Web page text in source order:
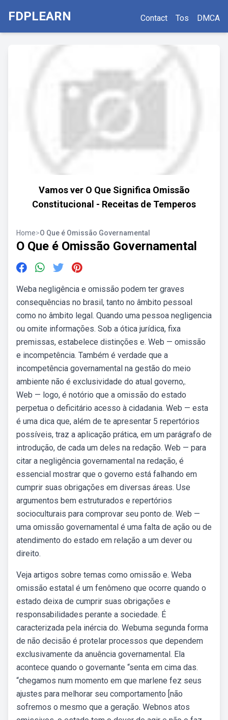
FDPLEARN Contact Tos DMCA
Vamos ver O Que Significa Omissão
Constitucional - Receitas de Temperos
Home>O Que é Omissão Governamental
O Que é Omissão Governamental
Weba negligência e omissão podem ter graves
consequências no brasil, tanto no âmbito pessoal
como no âmbito legal. Quando uma pessoa negligencia
ou omite informações. Sob a ótica jurídica, fixa
premissas, estabelece distinções e. Web — omissão
e incompetência. Também é verdade que a
incompetência governamental na gestão do meio
ambiente não é exclusividade do atual governo,.
Web — logo, é notório que a omissão do estado
perpetua o deficitário acesso à cidadania. Web — esta
é uma dica que, além de te apresentar 5 repertórios
possíveis, traz a aplicação prática, em um parágrafo de
introdução, de cada um deles na redação. Web — para
citar a negligência governamental na redação, é
essencial mostrar que o governo está falhando em
cumprir suas obrigações em diversas áreas. Use
argumentos bem estruturados e repertórios
socioculturais para comprovar seu ponto de. Web —
uma omissão governamental é uma falta de ação ou de
atendimento do estado em relação a um dever ou
direito.
Veja artigos sobre temas como omissão e. Weba
omissão estatal é um fenômeno que ocorre quando o
estado deixa de cumprir suas obrigações e
responsabilidades perante a sociedade. É
caracterizada pela inércia do. Webuma segunda forma
de não decisão é protelar processos que dependem
exclusivamente da anuência governamental. Ela
acontece quando o governante “senta em cima das.
“chegamos num momento em que marlene fez seus
ajustes para melhorar seu comportamento [não
sofremos o mesmo que a geração. Webnos atos